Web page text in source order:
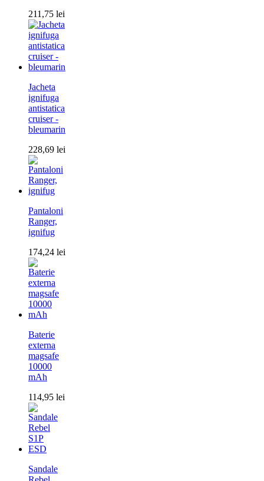
211,75 lei
Jacheta
ignifuga
antistatica
cruiser -
bleumarin
228,69 lei
Pantaloni
Ranger,
ignifug
174,24 lei
Baterie
externa
magsafe
10000
mAh
114,95 lei
Sandale